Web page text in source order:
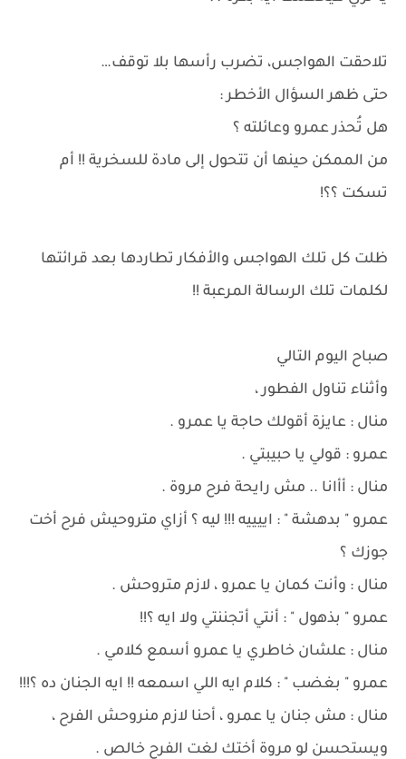
تلاحقت الهواجس، تضرب رأسها بلا توقف…
حتى ظهر السؤال الأخطر :
هل تُحذر عمرو وعائلته ؟
من الممكن حينها أن تتحول إلى مادة للسخرية !! أم
تسكت ؟؟!
ظلت كل تلك الهواجس والأفكار تطاردها بعد قرائتها
لكلمات تلك الرسالة المرعبة !!
صباح اليوم التالي
وأثناء تناول الفطور ،
منال : عايزة أقولك حاجة يا عمرو .
عمرو : قولي يا حبيبتي .
منال : أأانا .. مش رايحة فرح مروة .
عمرو " بدهشة " : اييييه !!! ليه ؟ أزاي متروحيش فرح أخت
جوزك ؟
منال : وأنت كمان يا عمرو ، لازم متروحش .
عمرو " بذهول " : أنتي أتجننتي ولا ايه ؟!!
منال : علشان خاطري يا عمرو أسمع كلامي .
عمرو " بغضب " : كلام ايه اللي اسمعه !! ايه الجنان ده ؟!!!
منال : مش جنان يا عمرو ، أحنا لازم منروحش الفرح ،
ويستحسن لو مروة أختك لغت الفرح خالص .